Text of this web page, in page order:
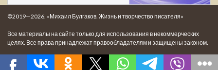
©2019—2026. «Михаил Булгаков. Жизнь и творчество писателя»
Все материалы на сайте только для использования в некоммерческих
целях. Все права принадлежат правообладателям и защищены законом.